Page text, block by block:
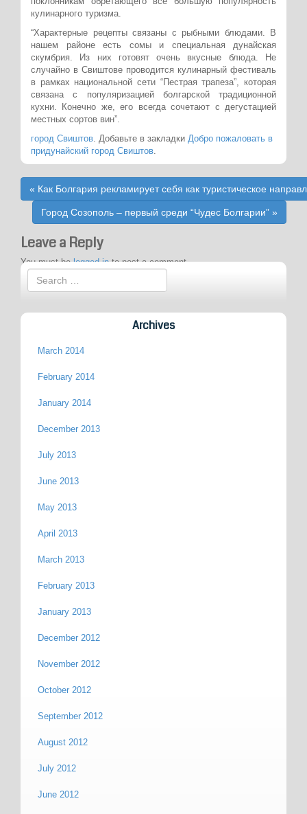
кулинарного туризма.
“Характерные рецепты связаны с рыбными блюдами. В
нашем районе есть сомы и специальная дунайская
скумбрия. Из них готовят очень вкусные блюда. Не
случайно в Свиштове проводится кулинарный фестиваль
в рамках национальной сети “Пестрая трапеза”, которая
связана с популяризацией болгарской традиционной
кухни. Конечно же, его всегда сочетают с дегустацией
местных сортов вин”.
город Свиштов . Добавьте в закладки Добро пожаловать в
придунайский город Свиштов
Post
navigation
« Как Болгария рекламирует себя как туристическое
Город Созополь – первый среди “Чудес Болгарии” »
Leave a Reply
You must belogged into post a comment.
Archives
March 2014
February 2014
January 2014
December 2013
July 2013
June 2013
May 2013
April 2013
March 2013
February 2013
January 2013
December 2012
November 2012
October 2012
September 2012
August 2012
July 2012
June 2012